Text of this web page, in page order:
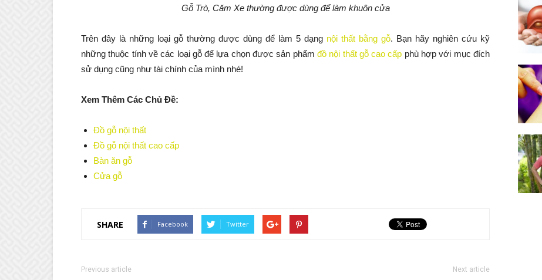
Gỗ Trò, Căm Xe thường được dùng để làm khuôn cửa
Trên đây là những loại gỗ thường được dùng để làm 5 dạng nội thất bằng gỗ. Bạn hãy nghiên cứu kỹ
những thuộc tính về các loại gỗ để lựa chọn được sản phẩm đồ nội thất gỗ cao cấp phù hợp với mục đích
sử dụng cũng như tài chính của mình nhé!
Xem Thêm Các Chủ Đề:
Đồ gỗ nội thất
Đồ gỗ nội thất cao cấp
Bàn ăn gỗ
Cửa gỗ
SHARE Facebook Twitter
Previous article Next article